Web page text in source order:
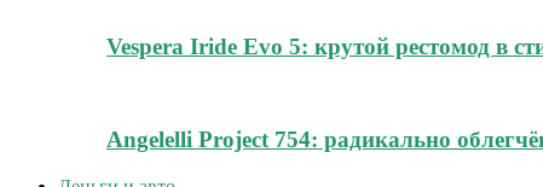
Vespera Iride Evo 5: крутой рестомод в
Angelelli Project 754: радикально